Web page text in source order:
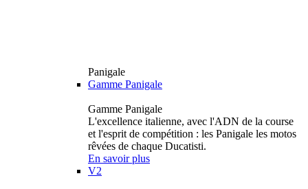
Panigale
Gamme Panigale
Gamme Panigale
L'excellence italienne, avec l'ADN de la course
et l'esprit de compétition : les Panigale les motos
rêvées de chaque Ducatisti.
En savoir plus
V2